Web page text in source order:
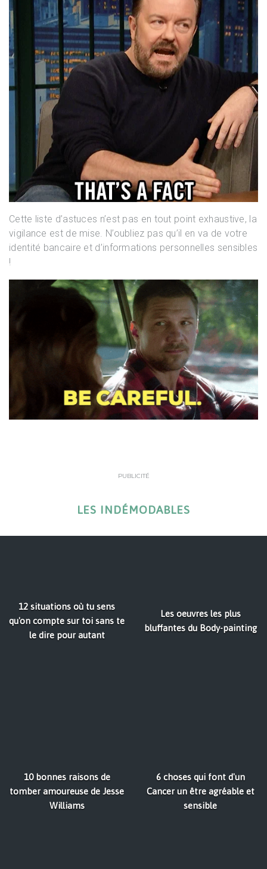
Cette liste d’astuces n’est pas en tout point exhaustive, la
vigilance est de mise. N’oubliez pas qu’il en va de votre
identité bancaire et d’informations personnelles sensibles
!
PUBLICITÉ
LES INDÉMODABLES
12 situations où tu sens
qu'on compte sur toi sans te
le dire pour autant
Les oeuvres les plus
bluffantes du Body-painting
10 bonnes raisons de
tomber amoureuse de Jesse
Williams
6 choses qui font d'un
Cancer un être agréable et
sensible